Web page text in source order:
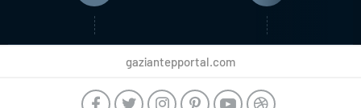
gaziantepportal.com